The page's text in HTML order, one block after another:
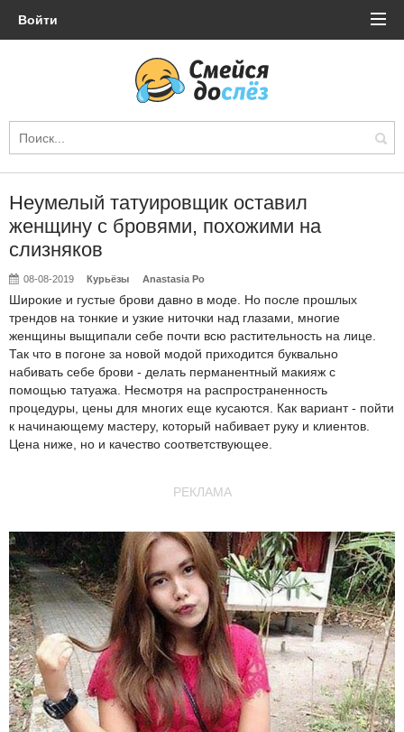
Войти
Неумелый татуировщик оставил
женщину с бровями, похожими на
слизняков
08-08-2019 Курьёзы Anastasia Po
Широкие и густые брови давно в моде. Но после прошлых
трендов на тонкие и узкие ниточки над глазами, многие
женщины выщипали себе почти всю растительность на лице.
Так что в погоне за новой модой приходится буквально
набивать себе брови - делать перманентный макияж с
помощью татуажа. Несмотря на распространенность
процедуры, цены для многих еще кусаются. Как вариант - пойти
к начинающему мастеру, который набивает руку и клиентов.
Цена ниже, но и качество соответствующее.
РЕКЛАМА